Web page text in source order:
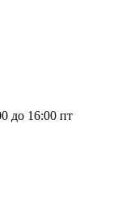
до 16:00 пт